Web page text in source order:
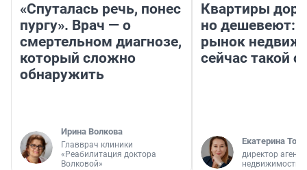
«Спуталась речь, понес
пургу». Врач — о
смертельном диагнозе,
который сложно
обнаружить
Ирина Волкова
Главврач клиники
«Реабилитация доктора
Волковой»
Квартиры
но дешевеют:
рынок
сейчас такой
Екатерина
директор
недвижимости